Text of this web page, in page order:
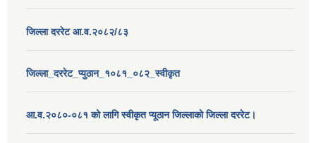
जिल्ला दररेट आ.व.२०८२/८३
जिल्ला_दररेट_प्युठान_१०८१_०८२_स्वीकृत
आ.व.२०८०-०८१ को लागि स्वीकृत प्यूठान जिल्लाको जिल्ला दररेट।